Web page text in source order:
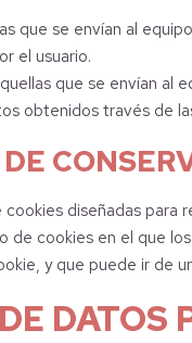
que se envían al
el usuario.
que se envían al
obtenidos través de
cookies diseñadas para
de cookies en el que
y que puede ir de
DATOS